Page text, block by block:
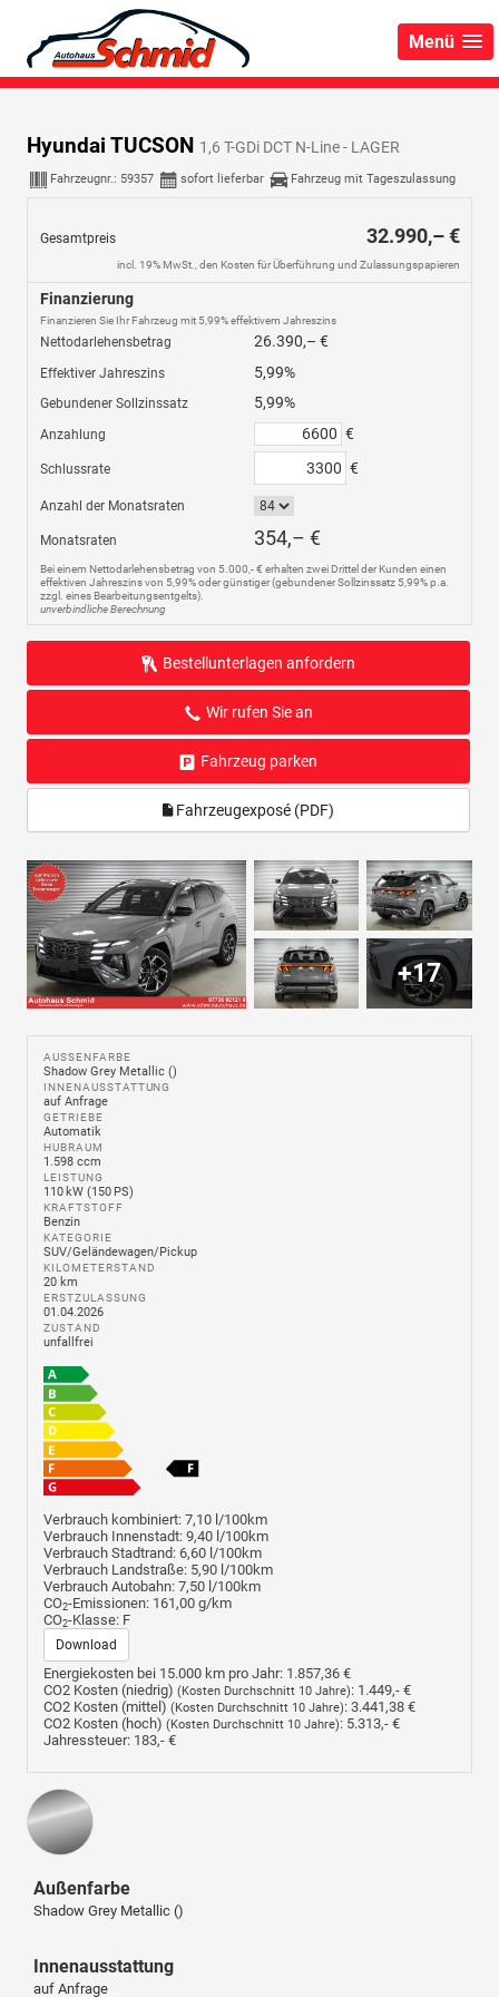
Menü
Hyundai TUCSON 1,6 T-GDi DCT N-Line - LAGER
Fahrzeugnr.: 59357 sofort lieferbar Fahrzeug mit Tageszulassung
Gesamtpreis 32.990,– €
incl. 19% MwSt., den Kosten für Überführung und Zulassungspapieren
Finanzierung
Finanzieren Sie Ihr Fahrzeug mit 5,99% effektivem Jahreszins
Nettodarlehensbetrag 26.390,– €
Effektiver Jahreszins 5,99%
Gebundener Sollzinssatz 5,99%
Anzahlung €
Schlussrate €
Anzahl der Monatsraten
Monatsraten 354,– €
Bei einem Nettodarlehensbetrag von 5.000,- € erhalten zwei Drittel der Kunden einen
effektiven Jahreszins von 5,99% oder günstiger (gebundener Sollzinssatz 5,99% p.a.
zzgl. eines Bearbeitungsentgelts).
unverbindliche Berechnung
Bestellunterlagen anfordern
Wir rufen Sie an
Fahrzeug parken
Fahrzeugexposé (PDF)
+17
AUSSENFARBE
Shadow Grey Metallic ()
INNENAUSSTATTUNG
auf Anfrage
GETRIEBE
Automatik
HUBRAUM
1.598 ccm
LEISTUNG
110 kW (150 PS)
KRAFTSTOFF
Benzin
KATEGORIE
SUV/Geländewagen/Pickup
KILOMETERSTAND
20 km
ERSTZULASSUNG
01.04.2026
ZUSTAND
unfallfrei
Verbrauch kombiniert: 7,10 l/100km
Verbrauch Innenstadt: 9,40 l/100km
Verbrauch Stadtrand: 6,60 l/100km
Verbrauch Landstraße: 5,90 l/100km
Verbrauch Autobahn: 7,50 l/100km
CO2-Emissionen: 161,00 g/km
CO2-Klasse: F
Download
Energiekosten bei 15.000 km pro Jahr: 1.857,36 €
CO2 Kosten (niedrig) (Kosten Durchschnitt 10 Jahre): 1.449,- €
CO2 Kosten (mittel) (Kosten Durchschnitt 10 Jahre): 3.441,38 €
CO2 Kosten (hoch) (Kosten Durchschnitt 10 Jahre): 5.313,- €
Jahressteuer: 183,- €
Außenfarbe
Shadow Grey Metallic ()
Innenausstattung
auf Anfrage